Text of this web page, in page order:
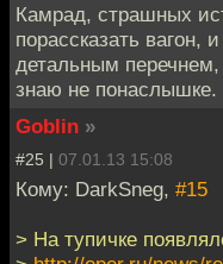
Камрад, страшных
порассказать вагон,
детальным перечнем,
знаю не понаслышке.
Goblin »
#25 | 07.01.13 15:08
Кому: DarkSneg, #15
> На тупичке